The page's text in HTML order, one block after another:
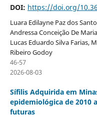
DOI: https://doi.org/
Luara Edilayne Paz dos
Andressa Conceição De
Lucas Eduardo Silva Farias,
Ribeiro Godoy
46-57
2026-08-03
Sífilis Adquirida em
epidemiológica de 2010
futuras